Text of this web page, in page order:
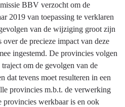
BBV verzocht om de
2019 van toepassing te verklaren
van de wijziging groot zijn
de precieze impact van deze
ingestemd. De provincies volgen
om de gevolgen van de
dat tevens moet resulteren in een
provincies m.b.t. de verwerking
provincies werkbaar is en ook